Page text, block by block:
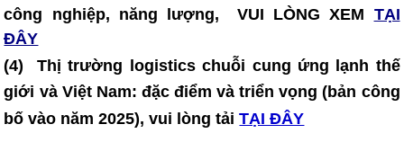
công nghiệp, năng lượng, VUI LÒNG XEM TẠI
ĐÂY
(4)Thị trường logistics chuỗi cung ứng lạnh thế
giới và Việt Nam: đặc điểm và triển vọng (bản công
bố vào năm 2025), vui lòng tảiTẠI ĐÂY